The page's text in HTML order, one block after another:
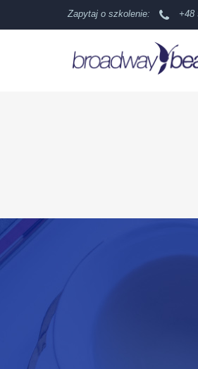
Zapytaj o szkolenie: +48